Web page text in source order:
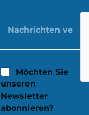
Möchten Sie
unseren
Newsletter
abonnieren?